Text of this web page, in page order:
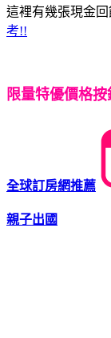
這裡有幾張現金
考!!
限量特優價格按
全球訂房網推薦
親子出國